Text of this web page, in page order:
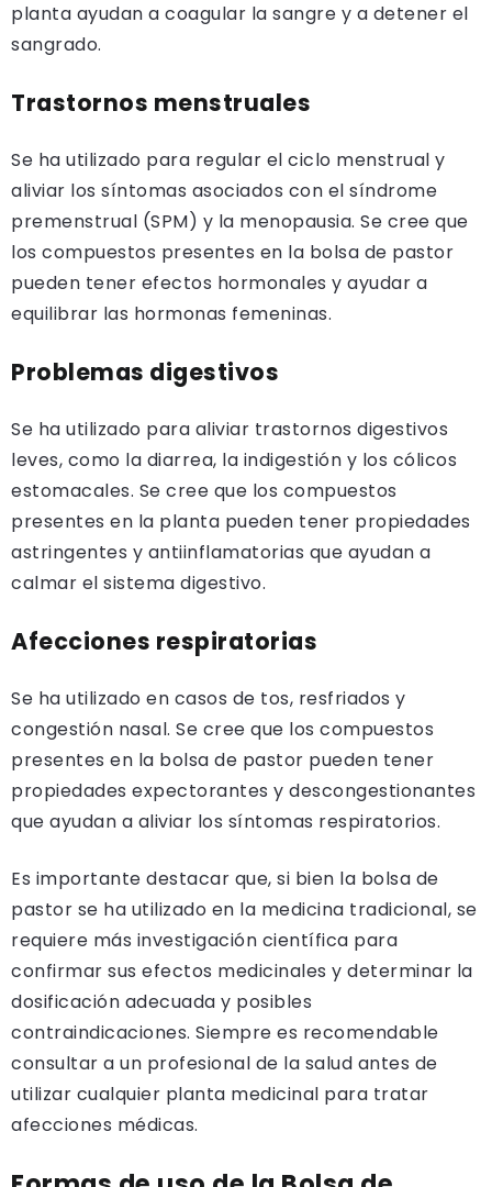
planta ayudan a coagular la sangre y a detener el
sangrado.
Trastornos menstruales
Se ha utilizado para regular el ciclo menstrual y
aliviar los síntomas asociados con el síndrome
premenstrual (SPM) y la menopausia. Se cree que
los compuestos presentes en la bolsa de pastor
pueden tener efectos hormonales y ayudar a
equilibrar las hormonas femeninas.
Problemas digestivos
Se ha utilizado para aliviar trastornos digestivos
leves, como la diarrea, la indigestión y los cólicos
estomacales. Se cree que los compuestos
presentes en la planta pueden tener propiedades
astringentes y antiinflamatorias que ayudan a
calmar el sistema digestivo.
Afecciones respiratorias
Se ha utilizado en casos de tos, resfriados y
congestión nasal. Se cree que los compuestos
presentes en la bolsa de pastor pueden tener
propiedades expectorantes y descongestionantes
que ayudan a aliviar los síntomas respiratorios.
Es importante destacar que, si bien la bolsa de
pastor se ha utilizado en la medicina tradicional, se
requiere más investigación científica para
confirmar sus efectos medicinales y determinar la
dosificación adecuada y posibles
contraindicaciones. Siempre es recomendable
consultar a un profesional de la salud antes de
utilizar cualquier planta medicinal para tratar
afecciones médicas.